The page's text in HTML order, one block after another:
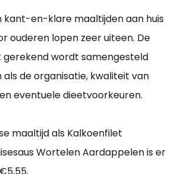
kant-en-klare maaltijden aan huis
ouderen lopen zeer uiteen. De
gerekend wordt samengesteld
de organisatie, kwaliteit van
eventuele dieetvoorkeuren.
maaltijd als Kalkoenfilet
Wortelen Aardappelen is er